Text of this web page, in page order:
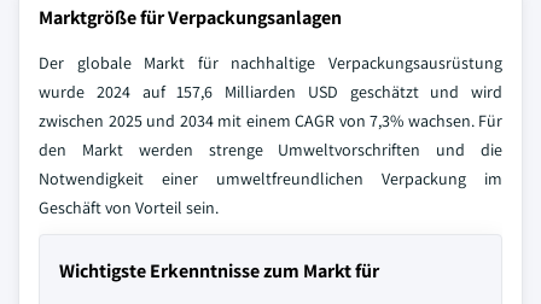
Marktgröße für Verpackungsanlagen
Der globale Markt für nachhaltige Verpackungsausrüstung
wurde 2024 auf 157,6 Milliarden USD geschätzt und wird
zwischen 2025 und 2034 mit einem CAGR von 7,3% wachsen. Für
den Markt werden strenge Umweltvorschriften und die
Notwendigkeit einer umweltfreundlichen Verpackung im
Geschäft von Vorteil sein.
Wichtigste Erkenntnisse zum Markt für